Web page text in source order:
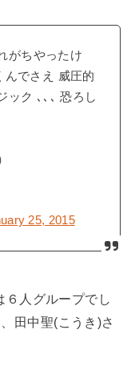
がちやったけ
んでさえ 威圧的
ック ､､､ 恐ろし
25, 2015
人グループでし
田中聖(こうき)さ